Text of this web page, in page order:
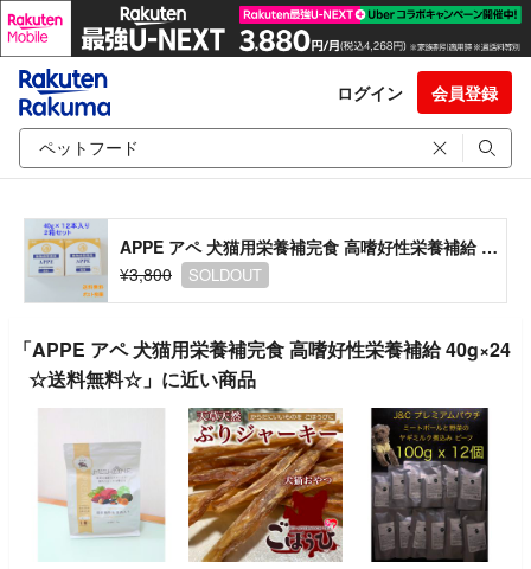
ログイン 会員登録
APPE アペ 犬猫用栄養補完食 高嗜好性栄養補給 40g×24☆送料無料☆
¥3,800
SOLDOUT
「APPE アペ 犬猫用栄養補完食 高嗜好性栄養補給 40g×24
☆送料無料☆」に近い商品